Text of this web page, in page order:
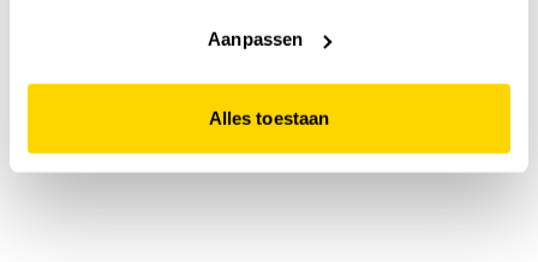
website niet optimaal functioneert.
Aanpassen
Alles toestaan